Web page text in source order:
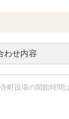
わせ内容